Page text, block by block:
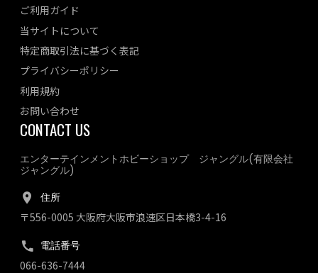
ご利用ガイド
当サイトについて
特定商取引法に基づく表記
プライバシーポリシー
利用規約
お問い合わせ
CONTACT US
エンターテインメントホビーショップ ジャングル(有限会社
ジャングル)
住所
〒556-0005 大阪府大阪市浪速区日本橋3-4-16
電話番号
066-636-7444